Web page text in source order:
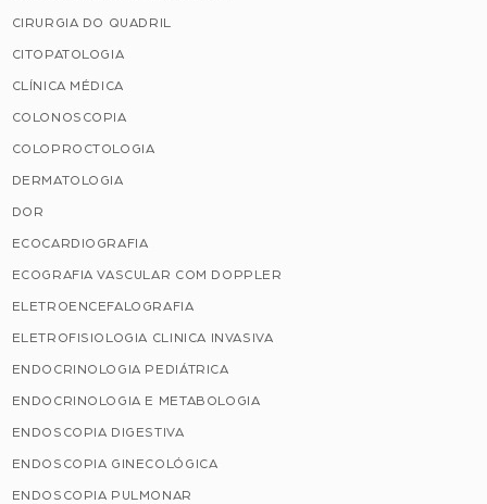
CIRURGIA DO QUADRIL
CITOPATOLOGIA
CLÍNICA MÉDICA
COLONOSCOPIA
COLOPROCTOLOGIA
DERMATOLOGIA
DOR
ECOCARDIOGRAFIA
ECOGRAFIA VASCULAR COM DOPPLER
ELETROENCEFALOGRAFIA
ELETROFISIOLOGIA CLINICA INVASIVA
ENDOCRINOLOGIA PEDIÁTRICA
ENDOCRINOLOGIA E METABOLOGIA
ENDOSCOPIA DIGESTIVA
ENDOSCOPIA GINECOLÓGICA
ENDOSCOPIA PULMONAR